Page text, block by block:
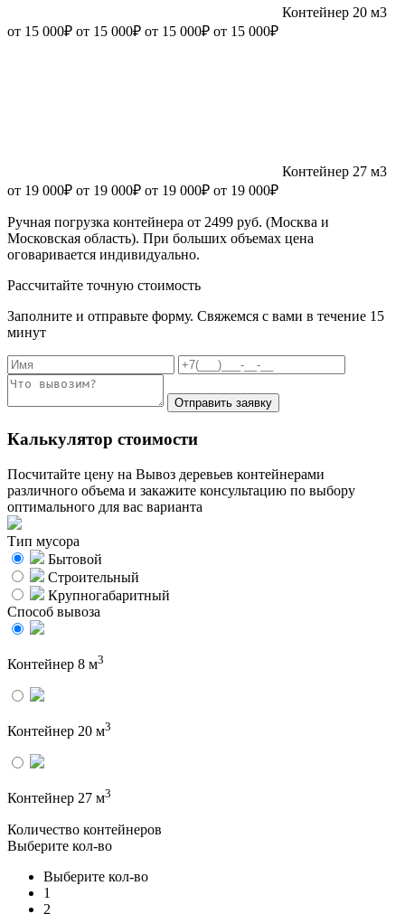
Контейнер 20 м3
от 15 000₽ от 15 000₽ от 15 000₽ от 15 000₽
Контейнер 27 м3
от 19 000₽ от 19 000₽ от 19 000₽ от 19 000₽
Ручная погрузка контейнера от 2499 руб. (Москва и
Московская область). При больших объемах цена
оговаривается индивидуально.
Рассчитайте точную стоимость
Заполните и отправьте форму. Свяжемся с вами в течение 15
минут
Калькулятор стоимости
Посчитайте цену на Вывоз деревьев контейнерами
различного объема и закажите консультацию по выбору
оптимального для вас варианта
Тип мусора
Бытовой
Строительный
Крупногабаритный
Способ вывоза
Контейнер 8 м3
Контейнер 20 м3
Контейнер 27 м3
Количество контейнеров
Выберите кол-во
Выберите кол-во
1
2